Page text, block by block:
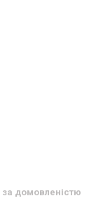
за домовленістю